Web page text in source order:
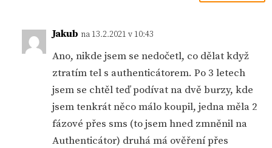
Jakub na 13.2.2021 v 10:43
Ano, nikde jsem se nedočetl, co dělat když
ztratím tel s authenticátorem. Po 3 letech
jsem se chtěl teď podívat na dvě burzy, kde
jsem tenkrát něco málo koupil, jedna měla 2
fázové přes sms (to jsem hned zmněnil na
Authenticátor) druhá má ověření přes